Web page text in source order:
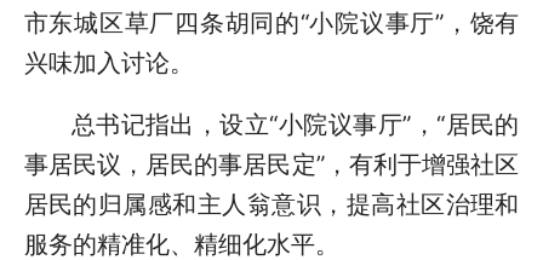
市东城区草厂四条胡同的“小院议事厅”，饶有
兴味加入讨论。
总书记指出，设立“小院议事厅”，“居民的
事居民议，居民的事居民定”，有利于增强社区
居民的归属感和主人翁意识，提高社区治理和
服务的精准化、精细化水平。